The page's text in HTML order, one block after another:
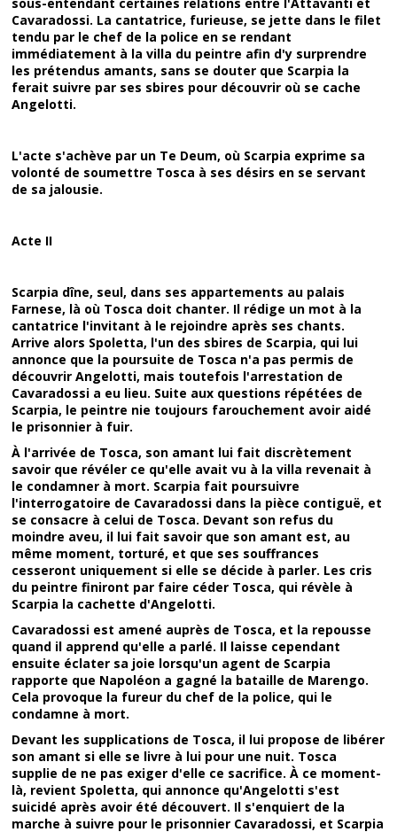
Cavaradossi. La cantatrice, furieuse, se jette dans le filet
tendu par le chef de la police en se rendant
immédiatement à la villa du peintre afin d'y surprendre
les prétendus amants, sans se douter que Scarpia la
ferait suivre par ses sbires pour découvrir où se cache
Angelotti.
L'acte s'achève par un Te Deum, où Scarpia exprime sa
volonté de soumettre Tosca à ses désirs en se servant
de sa jalousie.
Acte II
Scarpia dîne, seul, dans ses appartements au palais
Farnese, là où Tosca doit chanter. Il rédige un mot à la
cantatrice l'invitant à le rejoindre après ses chants.
Arrive alors Spoletta, l'un des sbires de Scarpia, qui lui
annonce que la poursuite de Tosca n'a pas permis de
découvrir Angelotti, mais toutefois l'arrestation de
Cavaradossi a eu lieu. Suite aux questions répétées de
Scarpia, le peintre nie toujours farouchement avoir aidé
le prisonnier à fuir.
À l'arrivée de Tosca, son amant lui fait discrètement
savoir que révéler ce qu'elle avait vu à la villa revenait à
le condamner à mort. Scarpia fait poursuivre
l'interrogatoire de Cavaradossi dans la pièce contiguë, et
se consacre à celui de Tosca. Devant son refus du
moindre aveu, il lui fait savoir que son amant est, au
même moment, torturé, et que ses souffrances
cesseront uniquement si elle se décide à parler. Les cris
du peintre finiront par faire céder Tosca, qui révèle à
Scarpia la cachette d'Angelotti.
Cavaradossi est amené auprès de Tosca, et la repousse
quand il apprend qu'elle a parlé. Il laisse cependant
ensuite éclater sa joie lorsqu'un agent de Scarpia
rapporte que Napoléon a gagné la bataille de Marengo.
Cela provoque la fureur du chef de la police, qui le
condamne à mort.
Devant les supplications de Tosca, il lui propose de libérer
son amant si elle se livre à lui pour une nuit. Tosca
supplie de ne pas exiger d'elle ce sacrifice. À ce moment-
là, revient Spoletta, qui annonce qu'Angelotti s'est
suicidé après avoir été découvert. Il s'enquiert de la
marche à suivre pour le prisonnier Cavaradossi, et Scarpia